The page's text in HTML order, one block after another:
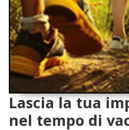
Lascia la tua
nel tempo di